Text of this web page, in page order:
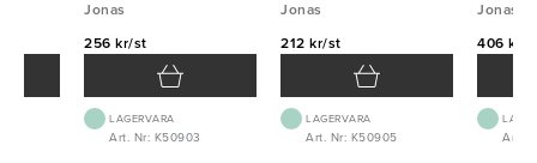
Jonas
256 kr/st
LAGERVARA
Art. Nr: K50903
5L
Jonas
212 kr/st
LAGERVARA
Art. Nr: K50905
Jonas
406 kr/
Art.